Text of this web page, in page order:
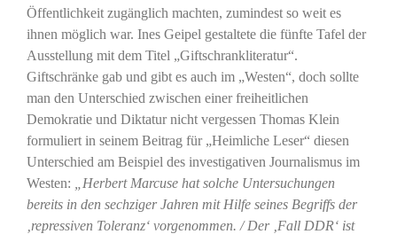
Öffentlichkeit zugänglich machten, zumindest so weit es
ihnen möglich war. Ines Geipel gestaltete die fünfte Tafel der
Ausstellung mit dem Titel „Giftschrankliteratur“.
Giftschränke gab und gibt es auch im „Westen“, doch sollte
man den Unterschied zwischen einer freiheitlichen
Demokratie und Diktatur nicht vergessen Thomas Klein
formuliert in seinem Beitrag für „Heimliche Leser“ diesen
Unterschied am Beispiel des investigativen Journalismus im
Westen:
„Herbert Marcuse hat solche Untersuchungen
bereits in den sechziger Jahren mit Hilfe seines Begriffs der
‚repressiven Toleranz‘ vorgenommen. / Der ‚Fall DDR‘ ist